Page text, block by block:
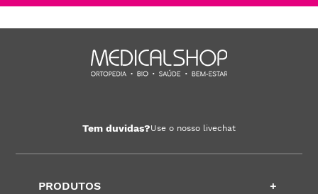
Tem duvidas?Use o nosso livechat
PRODUTOS +